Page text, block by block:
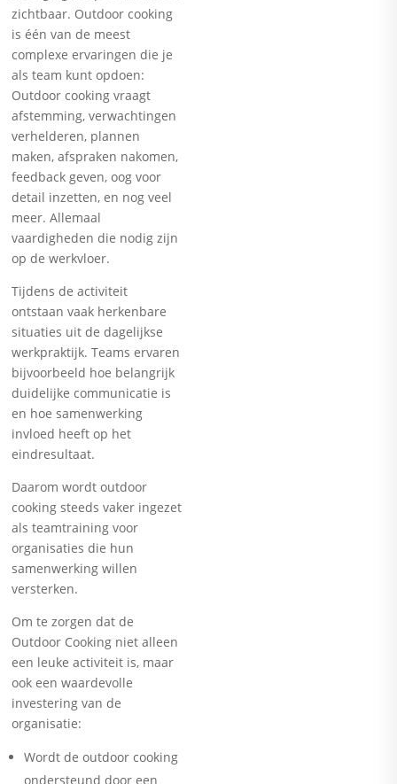
zichtbaar. Outdoor cooking
is één van de meest
complexe ervaringen die je
als team kunt opdoen:
Outdoor cooking vraagt
afstemming, verwachtingen
verhelderen, plannen
maken, afspraken nakomen,
feedback geven, oog voor
detail inzetten, en nog veel
meer. Allemaal
vaardigheden die nodig zijn
op de werkvloer.
Tijdens de activiteit
ontstaan vaak herkenbare
situaties uit de dagelijkse
werkpraktijk. Teams ervaren
bijvoorbeeld hoe belangrijk
duidelijke communicatie is
en hoe samenwerking
invloed heeft op het
eindresultaat.
Daarom wordt outdoor
cooking steeds vaker ingezet
als teamtraining voor
organisaties die hun
samenwerking willen
versterken.
Om te zorgen dat de
Outdoor Cooking niet alleen
een leuke activiteit is, maar
ook een waardevolle
investering van de
organisatie:
Wordt de outdoor cooking
ondersteund door een